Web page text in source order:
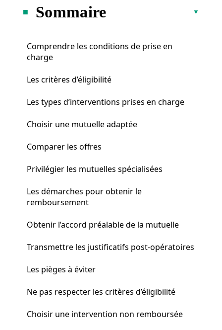
Sommaire
Comprendre les conditions de prise en
charge
Les critères d’éligibilité
Les types d’interventions prises en charge
Choisir une mutuelle adaptée
Comparer les offres
Privilégier les mutuelles spécialisées
Les démarches pour obtenir le
remboursement
Obtenir l’accord préalable de la mutuelle
Transmettre les justificatifs post-opératoires
Les pièges à éviter
Ne pas respecter les critères d’éligibilité
Choisir une intervention non remboursée